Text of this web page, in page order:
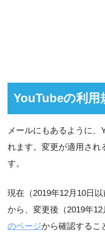
YouTubeの利用
メールにもあるように、
れます。変更が適用され
す。
現在（2019年12月10日
から、変更後（2019年
のページから確認するこ